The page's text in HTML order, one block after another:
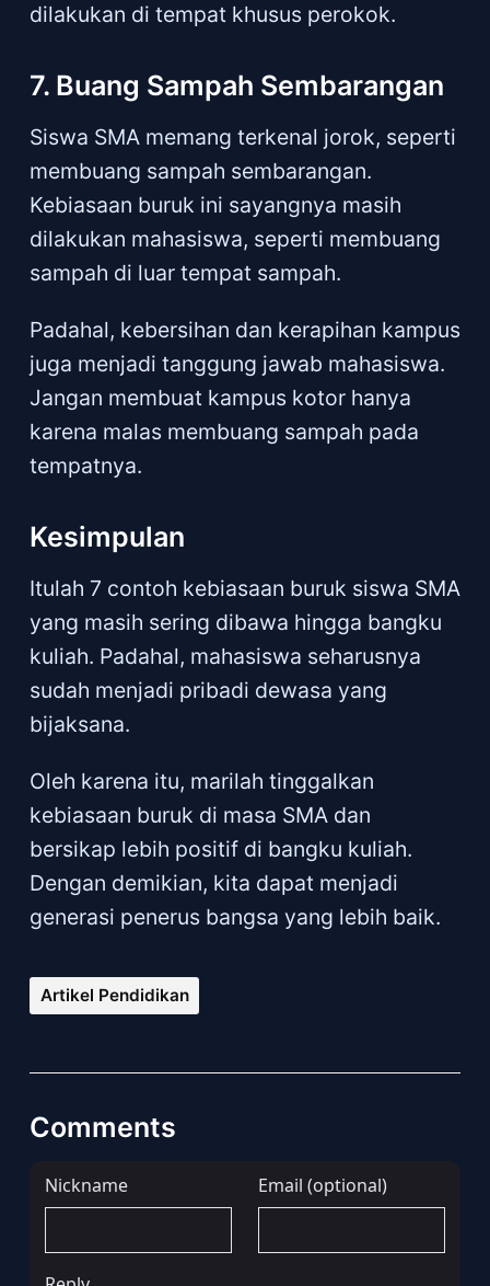
dilakukan di tempat khusus perokok.
7. Buang Sampah Sembarangan
Siswa SMA memang terkenal jorok, seperti
membuang sampah sembarangan.
Kebiasaan buruk ini sayangnya masih
dilakukan mahasiswa, seperti membuang
sampah di luar tempat sampah.
Padahal, kebersihan dan kerapihan kampus
juga menjadi tanggung jawab mahasiswa.
Jangan membuat kampus kotor hanya
karena malas membuang sampah pada
tempatnya.
Kesimpulan
Itulah 7 contoh kebiasaan buruk siswa SMA
yang masih sering dibawa hingga bangku
kuliah. Padahal, mahasiswa seharusnya
sudah menjadi pribadi dewasa yang
bijaksana.
Oleh karena itu, marilah tinggalkan
kebiasaan buruk di masa SMA dan
bersikap lebih positif di bangku kuliah.
Dengan demikian, kita dapat menjadi
generasi penerus bangsa yang lebih baik.
Artikel Pendidikan
Comments